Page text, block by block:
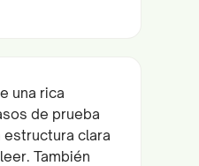
una rica
de prueba
estructura clara
También